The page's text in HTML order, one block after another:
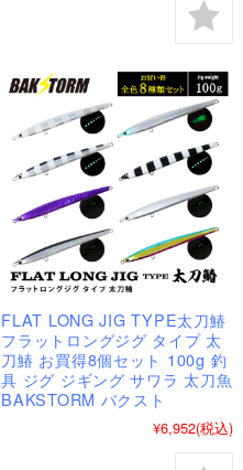
FLAT LONG JIG TYPE太刀鰆
フラットロングジグ タイプ 太
刀鰆 お買得8個セット 100g 釣
具 ジグ ジギング サワラ 太刀魚
BAKSTORM バクスト
¥6,952(税込)